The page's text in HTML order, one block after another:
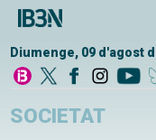
Diumenge, 09 d'agost
SOCIETAT